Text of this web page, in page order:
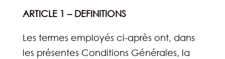
ARTICLE 1 – DEFINITIONS
Les termes employés ci-après ont, dans
les présentes Conditions Générales, la